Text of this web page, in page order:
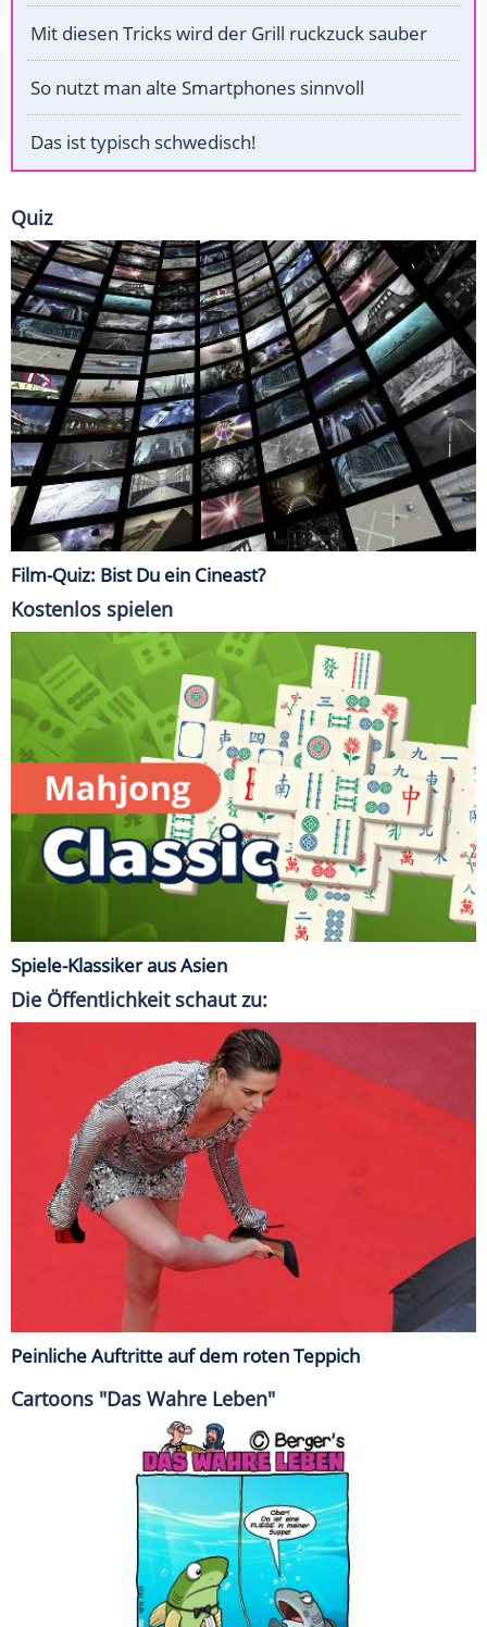
Mit diesen Tricks wird der Grill ruckzuck sauber
So nutzt man alte Smartphones sinnvoll
Das ist typisch schwedisch!
Quiz
Film-Quiz: Bist Du ein Cineast?
Kostenlos spielen
Spiele-Klassiker aus Asien
Die Öffentlichkeit schaut zu:
Peinliche Auftritte auf dem roten Teppich
Cartoons "Das Wahre Leben"